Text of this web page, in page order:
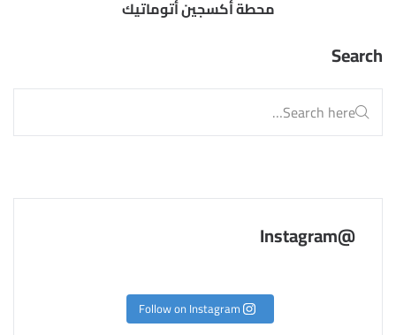
محطة أكسجين أتوماتيك
Search
@Instagram
Follow on Instagram